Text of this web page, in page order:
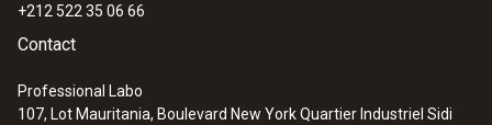
+212 522 35 06 66
Contact
Professional Labo
107, Lot Mauritania, Boulevard New York Quartier Industriel Sidi